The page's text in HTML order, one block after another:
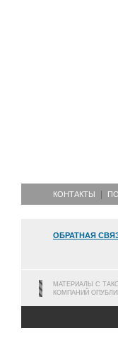
КОНТАКТЫ
ОБРАТНАЯ
МАТЕРИАЛЫ С
КОМПАНИЙ